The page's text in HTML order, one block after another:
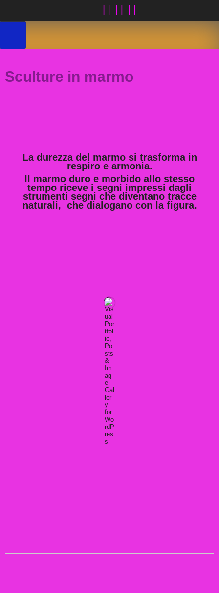
Sculture in marmo
La durezza del marmo si trasforma in
respiro e armonia.
Il marmo duro e morbido allo stesso
tempo riceve i segni impressi dagli
strumenti segni che diventano tracce
naturali, che dialogano con la figura.